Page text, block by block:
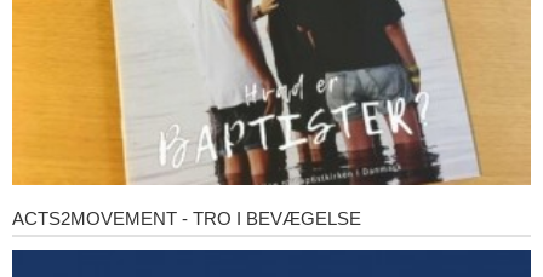
Acts2Movement
-
ACTS2MOVEMENT - TRO I BEVÆGELSE